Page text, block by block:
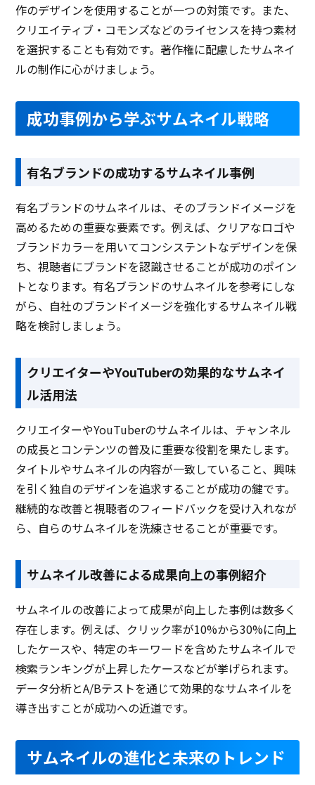
作のデザインを使用することが一つの対策です。また、
クリエイティブ・コモンズなどのライセンスを持つ素材
を選択することも有効です。著作権に配慮したサムネイ
ルの制作に心がけましょう。
成功事例から学ぶサムネイル戦略
有名ブランドの成功するサムネイル事例
有名ブランドのサムネイルは、そのブランドイメージを
高めるための重要な要素です。例えば、クリアなロゴや
ブランドカラーを用いてコンシステントなデザインを保
ち、視聴者にブランドを認識させることが成功のポイン
トとなります。有名ブランドのサムネイルを参考にしな
がら、自社のブランドイメージを強化するサムネイル戦
略を検討しましょう。
クリエイターやYouTuberの効果的なサムネイ
ル活用法
クリエイターやYouTuberのサムネイルは、チャンネル
の成長とコンテンツの普及に重要な役割を果たします。
タイトルやサムネイルの内容が一致していること、興味
を引く独自のデザインを追求することが成功の鍵です。
継続的な改善と視聴者のフィードバックを受け入れなが
ら、自らのサムネイルを洗練させることが重要です。
サムネイル改善による成果向上の事例紹介
サムネイルの改善によって成果が向上した事例は数多く
存在します。例えば、クリック率が10%から30%に向上
したケースや、特定のキーワードを含めたサムネイルで
検索ランキングが上昇したケースなどが挙げられます。
データ分析とA/Bテストを通じて効果的なサムネイルを
導き出すことが成功への近道です。
サムネイルの進化と未来のトレンド